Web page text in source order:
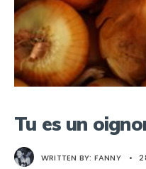
Tu es un
WRITTEN BY: FANNY •